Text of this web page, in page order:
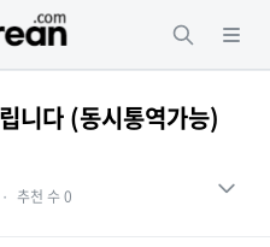
니다 (동시통역가능)
・ 추천 수 0